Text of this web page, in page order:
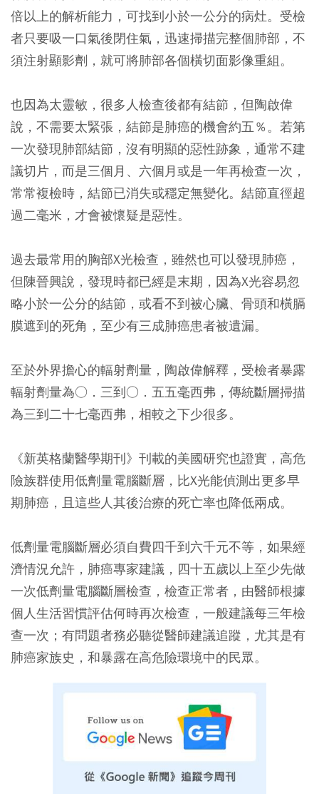
倍以上的解析能力，可找到小於一公分的病灶。受檢
者只要吸一口氣後閉住氣，迅速掃描完整個肺部，不
須注射顯影劑，就可將肺部各個橫切面影像重組。
也因為太靈敏，很多人檢查後都有結節，但陶啟偉
說，不需要太緊張，結節是肺癌的機會約五％。若第
一次發現肺部結節，沒有明顯的惡性跡象，通常不建
議切片，而是三個月、六個月或是一年再檢查一次，
常常複檢時，結節已消失或穩定無變化。結節直徑超
過二毫米 ，才會被懷疑是惡性。
過去最常用的胸部X光檢查，雖然也可以發現肺癌，
但陳晉興說，發現時都已經是末期，因為X光容易忽
略小於一公分的結節，或看不到被心臟、骨頭和橫膈
膜遮到的死角，至少有三成肺癌患者被遺漏。
至於外界擔心的輻射劑量，陶啟偉解釋，受檢者暴露
輻射劑量為○．三到○．五五毫西弗，傳統斷層掃描
為三到二十七毫西弗，相較之下少很多。
《新英格蘭醫學期刊》刊載的美國研究也證實，高危
險族群使用低劑量電腦斷層，比X光能偵測出更多早
期肺癌，且這些人其後治療的死亡率也降低兩成。
低劑量電腦斷層必須自費四千到六千元不等，如果經
濟情況允許，肺癌專家建議，四十五歲以上至少先做
一次低劑量電腦斷層檢查，檢查正常者，由醫師根據
個人生活習慣評估何時再次檢查，一般建議每三年檢
查一次；有問題者務必聽從醫師建議追蹤，尤其是有
肺癌家族史，和暴露在高危險環境中的民眾。